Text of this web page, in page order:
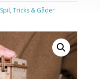
Spil, Tricks & Gåder